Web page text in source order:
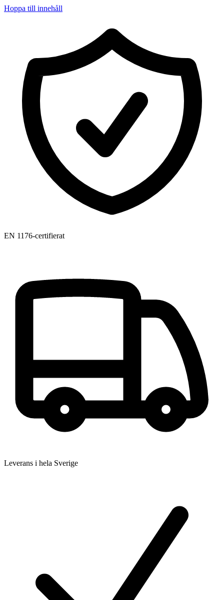
Hoppa till innehåll
EN 1176-certifierat
Leverans i hela Sverige